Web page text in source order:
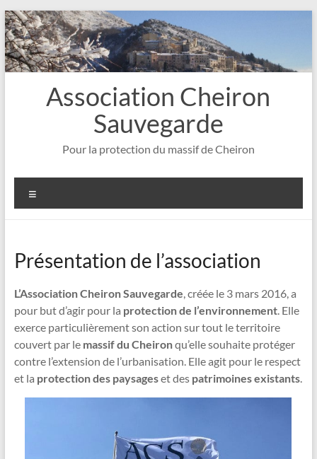
Aller
au
contenu
Association Cheiron
Sauvegarde
Pour la protection du massif de Cheiron
Présentation de l’association
L’Association Cheiron Sauvegarde, créée le 3 mars 2016, a
pour but d’agir pour la protection de l’environnement. Elle
exerce particulièrement son action sur tout le territoire
couvert par le massif du Cheironqu’elle souhaite protéger
contre l’extension de l’urbanisation. Elle agit pour le respect
et la protection des paysageset des patrimoines existants.